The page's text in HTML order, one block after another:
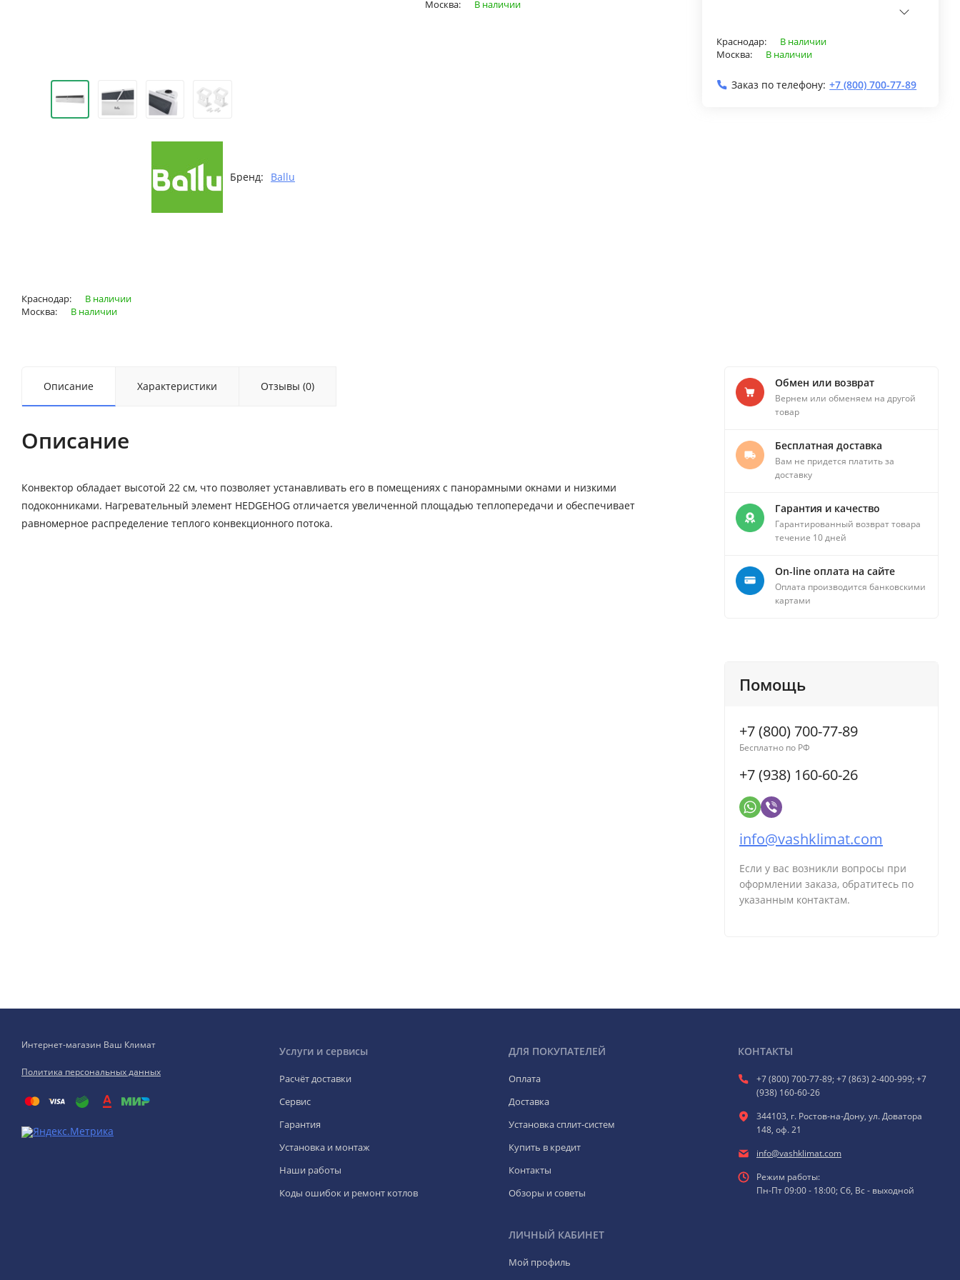
Бренд: Ballu
Москва: В наличии
Краснодар:
В наличии
Москва:
В наличии
Заказ по телефону: +7 (800) 700-77-89
Краснодар:
В наличии
Москва:
В наличии
Описание Характеристики Отзывы (0)
Описание
Конвектор обладает высотой 22 см, что позволяет устанавливать его в помещениях с панорамными окнами и низкими
подоконниками. Нагревательный элемент HEDGEHOG отличается увеличенной площадью теплопередачи и обеспечивает
равномерное распределение теплого конвекционного потока.
Обмен или возврат
Вернем или обменяем на другой
товар
Бесплатная доставка
Вам не придется платить за
доставку
Гарантия и качество
Гарантированный возврат товара
течение 10 дней
On-line оплата на сайте
Оплата производится банковскими
картами
Помощь
+7 (800) 700-77-89
Бесплатно по РФ
+7 (938) 160-60-26
info@vashklimat.com
Если у вас возникли вопросы при
оформлении заказа, обратитесь по
указанным контактам.
Интернет-магазин Ваш Климат
Политика персональных данных
Услуги и сервисы
Расчёт доставки
Сервис
Гарантия
Установка и монтаж
Наши работы
Коды ошибок и ремонт котлов
ДЛЯ ПОКУПАТЕЛЕЙ
Оплата
Доставка
Установка сплит-систем
Купить в кредит
Контакты
Обзоры и советы
ЛИЧНЫЙ КАБИНЕТ
Мой профиль
КОНТАКТЫ
+7 (800) 700-77-89; +7 (863) 2-400-999; +7
(938) 160-60-26
344103, г. Ростов-на-Дону, ул. Доватора
148, оф. 21
info@vashklimat.com
Режим работы:
Пн-Пт 09:00 - 18:00; Сб, Вс - выходной